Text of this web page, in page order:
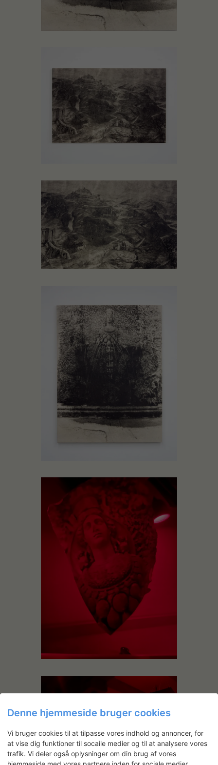
Denne hjemmeside bruger cookies
Vi bruger cookies til at tilpasse vores indhold og annoncer, for
at vise dig funktioner til socaile medier og til at analysere vores
trafik. Vi deler også oplysninger om din brug af vores